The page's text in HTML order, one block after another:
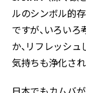
ルのシンボル的
ですが、いろい
か、リフレッシュ
気持ちも浄化さ